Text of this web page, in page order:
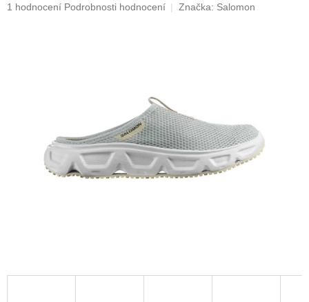
Průměrné
1 hodnocení Podrobnosti hodnocení Značka: Salomon